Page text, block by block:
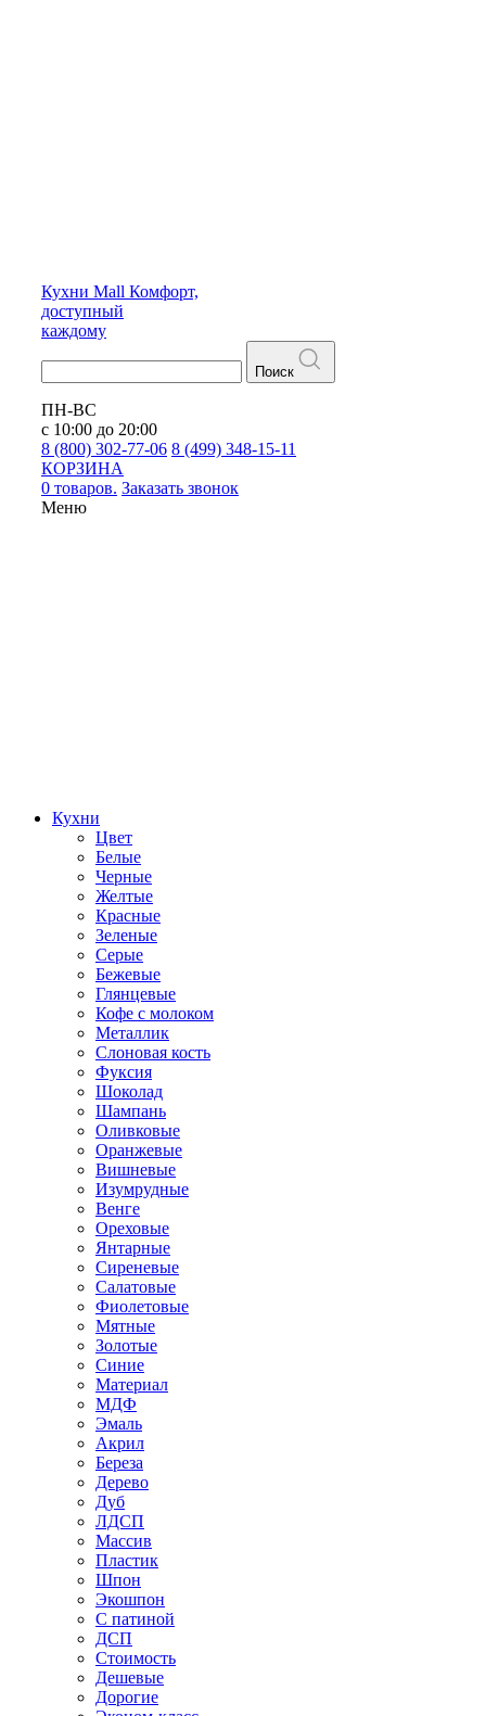
Кухни Mall Комфорт,
доступный
каждому
Поиск
ПН-ВС
с 10:00 до 20:00
8 (800) 302-77-06 8 (499) 348-15-11
КОРЗИНА
0 товаров. Заказать звонок
Меню
Кухни
Цвет
Белые
Черные
Желтые
Красные
Зеленые
Серые
Бежевые
Глянцевые
Кофе с молоком
Металлик
Слоновая кость
Фуксия
Шоколад
Шампань
Оливковые
Оранжевые
Вишневые
Изумрудные
Венге
Ореховые
Янтарные
Сиреневые
Салатовые
Фиолетовые
Мятные
Золотые
Синие
Материал
МДФ
Эмаль
Акрил
Береза
Дерево
Дуб
ЛДСП
Массив
Пластик
Шпон
Экошпон
С патиной
ДСП
Стоимость
Дешевые
Дорогие